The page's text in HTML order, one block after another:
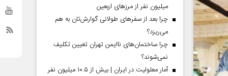
میلیون نفر از مرز‌های اربعین
چرا بعد از سفرهای طولانی گوارش‌تان به هم
می‌ریزد؟
چرا ساختمان‌های ناایمن تهران تعیین تکلیف
نمی‌شوند؟
آمار معلولیت در ایران | بیش از ۱۰.۵ میلیون نفر